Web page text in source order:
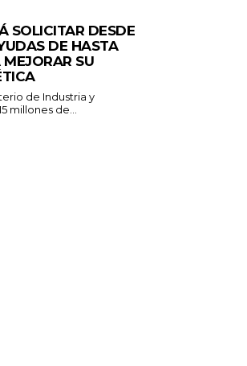
SOLICITAR DESDE
DE HASTA
MEJORAR SU
de Industria y
millones de...